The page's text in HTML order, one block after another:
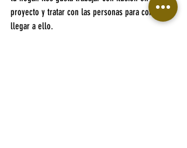
proyecto y tratar con las personas para conseguir
llegar a ello.